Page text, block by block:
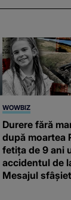
WOWBIZ
Durere fără
după moartea
fetița de 9 ani
accidentul de
Mesajul